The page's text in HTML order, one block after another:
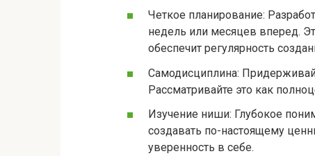
Четкое планирование:
недель или месяцев вперед.
обеспечит регулярность
Самодисциплина:
Рассматривайте это как
Изучение ниши: Глубокое
создавать по-настоящему
уверенность в себе.